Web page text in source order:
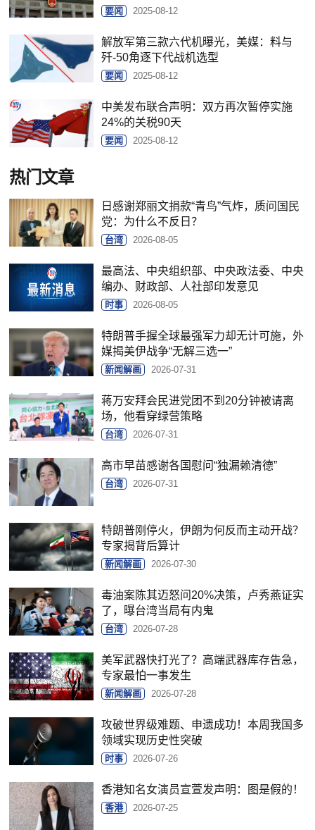
要闻 2025-08-12
解放军第三款六代机曝光，美媒：料与
歼-50角逐下代战机选型
要闻 2025-08-12
中美发布联合声明：双方再次暂停实施
24%的关税90天
要闻 2025-08-12
热门文章
日感谢郑丽文捐款“青鸟”气炸，质问国民
党：为什么不反日？
台湾 2026-08-05
最高法、中央组织部、中央政法委、中央
编办、财政部、人社部印发意见
时事 2026-08-05
特朗普手握全球最强军力却无计可施，外
媒揭美伊战争“无解三选一”
新闻解画 2026-07-31
蒋万安拜会民进党团不到20分钟被请离
场，他看穿绿营策略
台湾 2026-07-31
高市早苗感谢各国慰问“独漏赖清德”
台湾 2026-07-31
特朗普刚停火，伊朗为何反而主动开战？
专家揭背后算计
新闻解画 2026-07-30
毒油案陈其迈怒问20%决策，卢秀燕证实
了，曝台湾当局有内鬼
台湾 2026-07-28
美军武器快打光了？高端武器库存告急，
专家最怕一事发生
新闻解画 2026-07-28
攻破世界级难题、申遗成功！本周我国多
领域实现历史性突破
时事 2026-07-26
香港知名女演员宣萱发声明：图是假的！
香港 2026-07-25